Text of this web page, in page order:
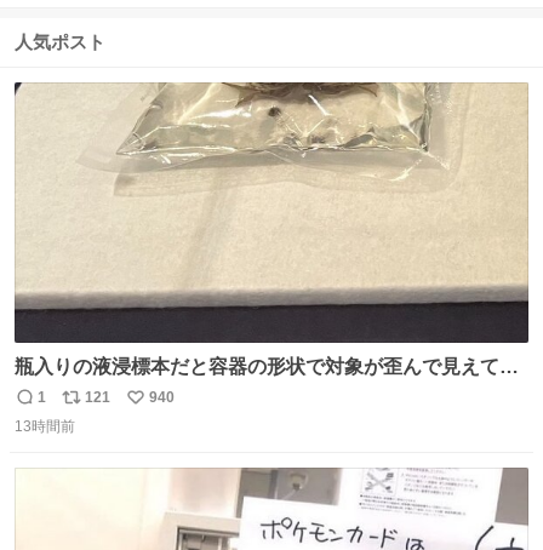
数
ス
数
人気ポスト
瓶入りの液浸標本だと容器の形状で対象が歪んで見えてし
まうことから、なるべく歪みがない状態で観察しやすいよ
うにこのような形で保存していると前に科博の先生から教
返
信
1
リ
ポ
121
い
940
13時間前